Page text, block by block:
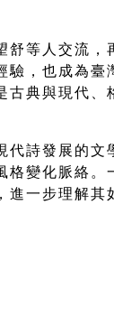
等人交流，
，也成為臺
典與現代、
詩發展的文
變化脈絡。
一步理解其